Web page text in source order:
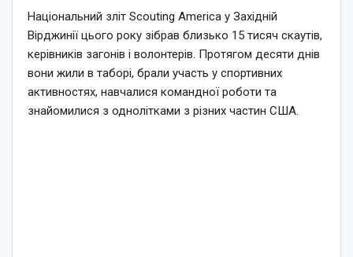
Національний зліт Scouting America у Західній
Вірджинії цього року зібрав близько 15 тисяч скаутів,
керівників загонів і волонтерів. Протягом десяти днів
вони жили в таборі, брали участь у спортивних
активностях, навчалися командної роботи та
знайомилися з однолітками з різних частин США.